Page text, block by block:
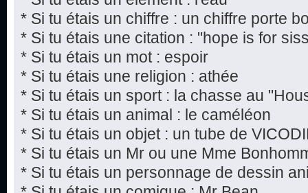
* Si tu étais un chiffre : un chiffre porte
* Si tu étais une citation : "hope is for
* Si tu étais un mot : espoir
* Si tu étais une religion : athée
* Si tu étais un sport : la chasse au
* Si tu étais un animal : le caméléon
* Si tu étais un objet : un tube de
* Si tu étais un Mr ou une Mme
* Si tu étais un personnage de dessin